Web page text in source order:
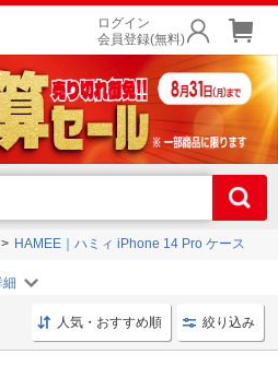
ログイン
会員登録(無料)
HAMEE｜ハミィ iPhone 14 Pro ケース
手帳型 おしゃれ
人気・おすすめ順 絞り込み